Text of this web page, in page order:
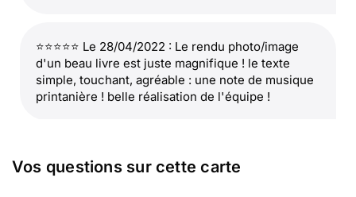
⭐⭐⭐⭐⭐ Le 28/04/2022 : Le rendu photo/image
d'un beau livre est juste magnifique ! le texte
simple, touchant, agréable : une note de musique
printanière ! belle réalisation de l'équipe !
Vos questions sur cette carte